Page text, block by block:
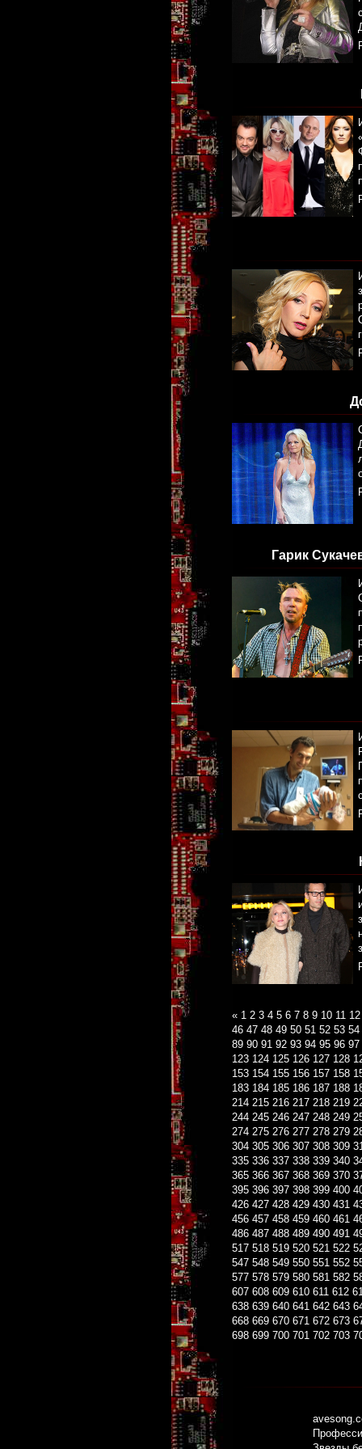
Гарик
« 1 2 3 4 5 6 7 8 9 10 11 12
46 47 48 49 50 51 52 53 54
89 90 91 92 93 94 95 96 97
123 124 125 126 127 128
153 154 155 156 157 158
183 184 185 186 187 188
214 215 216 217 218 219
244 245 246 247 248 249
274 275 276 277 278 279
304 305 306 307 308 309
335 336 337 338 339 340
365 366 367 368 369 370
395 396 397 398 399 400
426 427 428 429 430 431
456 457 458 459 460 461
486 487 488 489 490 491
517 518 519 520 521 522
547 548 549 550 551 552
577 578 579 580 581 582
607 608 609 610 611 612
638 639 640 641 642 643
668 669 670 671 672 673
698 699 700 701 702 703